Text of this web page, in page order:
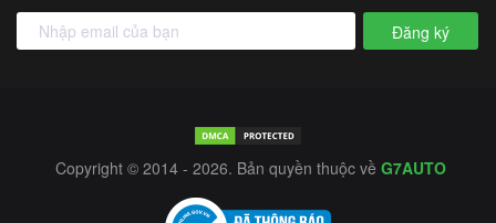
Đăng ký
Copyright © 2014 - 2026. Bản quyền thuộc về G7AUTO